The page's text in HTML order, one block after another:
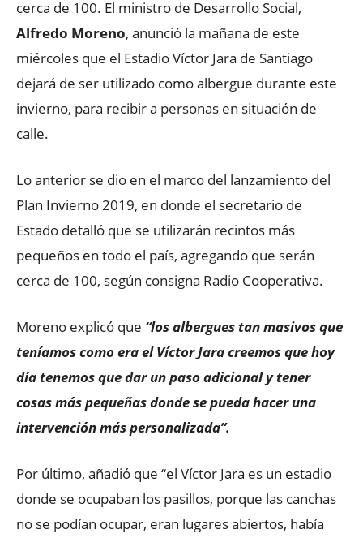
cerca de 100. El ministro de Desarrollo Social,
Alfredo Moreno, anunció la mañana de este
miércoles que el Estadio Víctor Jara de Santiago
dejará de ser utilizado como albergue durante este
invierno, para recibir a personas en situación de
calle.
Lo anterior se dio en el marco del lanzamiento del
Plan Invierno 2019, en donde el secretario de
Estado detalló que se utilizarán recintos más
pequeños en todo el país, agregando que serán
cerca de 100, según consigna Radio Cooperativa.
Moreno explicó que “los albergues tan masivos que
teníamos como era el Víctor Jara creemos que hoy
día tenemos que dar un paso adicional y tener
cosas más pequeñas donde se pueda hacer una
intervención más personalizada”.
Por último, añadió que “el Víctor Jara es un estadio
donde se ocupaban los pasillos, porque las canchas
no se podían ocupar, eran lugares abiertos, había